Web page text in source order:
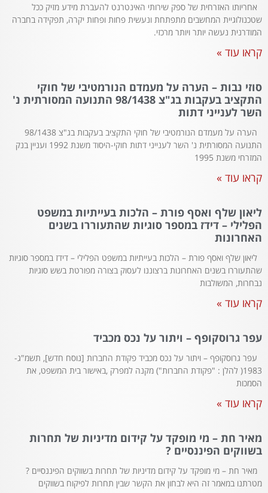
אחריותו האזרחית של ספק שירותי האינטרנט להעברת מידע מזיק ככל
שטכנולוגיית המחשבים מתפתחת ונעשית פחות ופחות יקרה, תפקידה בחברה
המודרנית נעשה יותר ויותר מרכזי.
קראו עוד »
סוזי נבות – הערה על מעמדם הנורמטיבי של חוקי
התקציב בעקבות בג"צ 98/1438 התנועה המסורתית נ'
השר לענייני דתות
הערה על מעמדם הנורמטיבי של חוקי התקציב בעקבות בג"צ 98/1438
התנועה המסורתית נ' השר לענייני דתות חוקי-היסוד משנת 1992 ועניין בנק
המזרחי משנת 1995
קראו עוד »
ליאון שלף ואסף פורת – הלכות בעייתיות במשפט
הפלילי – דידז במספר סוגיות שהתעוררו בשנים
האחרונות
ליאון שלף ואסף פורת – הלכות בעייתיות במשפט הפלילי – דידז במספר סוגיות
שהתעוררו בשנים האחרונות ברצוננו לעסוק בצורה מפורטת בשש סוגיות
נבחרות, המשולבות
קראו עוד »
עפר גרוסקופף – ויתור על נכס מכביד
עפר גרוסקופף – ויתור על נכס מכביד פקודת החברות [נוסח חדש], תשמ"ג-
1983( להלן : "פקודת החברות") מקנה למפרק ,באישור בית המשפט, את
הסמכות
קראו עוד »
מאיר חת – מי מופקד על קידום מדיניות של תחרות
בשווקים הפיננסיים ?
מאיר חת – מי מופקד על קידום מדיניות של תחרות בשווקים הפיננסיים ?
מטרתנו במאמר זה היא לבחון את הקשר שבין תחרות לפיקוח בשווקים